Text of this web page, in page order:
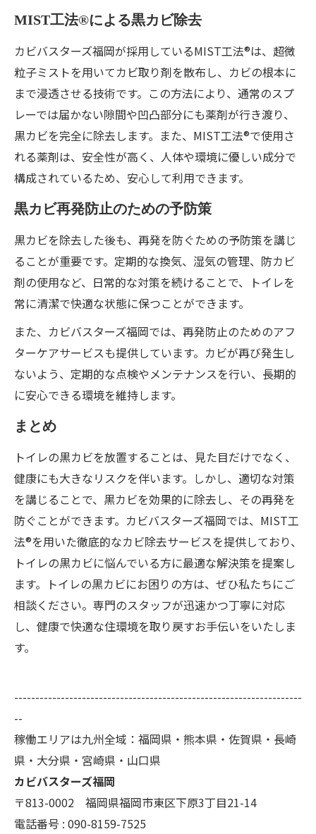
MIST工法®による黒カビ除去
カビバスターズ福岡が採用しているMIST工法®は、超微
粒子ミストを用いてカビ取り剤を散布し、カビの根本に
まで浸透させる技術です。この方法により、通常のスプ
レーでは届かない隙間や凹凸部分にも薬剤が行き渡り、
黒カビを完全に除去します。また、MIST工法®で使用さ
れる薬剤は、安全性が高く、人体や環境に優しい成分で
構成されているため、安心して利用できます。
黒カビ再発防止のための予防策
黒カビを除去した後も、再発を防ぐための予防策を講じ
ることが重要です。定期的な換気、湿気の管理、防カビ
剤の使用など、日常的な対策を続けることで、トイレを
常に清潔で快適な状態に保つことができます。
また、カビバスターズ福岡では、再発防止のためのアフ
ターケアサービスも提供しています。カビが再び発生し
ないよう、定期的な点検やメンテナンスを行い、長期的
に安心できる環境を維持します。
まとめ
トイレの黒カビを放置することは、見た目だけでなく、
健康にも大きなリスクを伴います。しかし、適切な対策
を講じることで、黒カビを効果的に除去し、その再発を
防ぐことができます。カビバスターズ福岡では、MIST工
法®を用いた徹底的なカビ除去サービスを提供しており、
トイレの黒カビに悩んでいる方に最適な解決策を提案し
ます。トイレの黒カビにお困りの方は、ぜひ私たちにご
相談ください。専門のスタッフが迅速かつ丁寧に対応
し、健康で快適な住環境を取り戻すお手伝いをいたしま
す。
--------------------------------------------------------------------
--
稼働エリアは九州全域：福岡県・熊本県・佐賀県・長崎
県・大分県・宮崎県・山口県
カビバスターズ福岡
〒813-0002 福岡県福岡市東区下原3丁目21-14
電話番号 : 090-8159-7525